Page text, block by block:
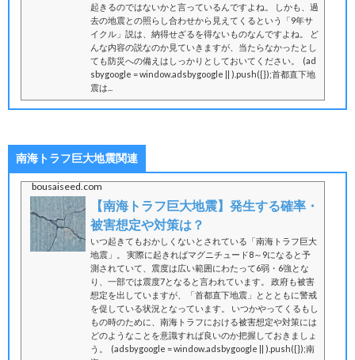
起きるのではないかと言っているんですよね。 しかも、過
去の地震との照らし合わせから見えてくるという「9年サ
イクル」説は、納得せざるを得ないものなんですよね。 ど
んな内容の説なのか見ていきますが、当たらなかったとし
ても防災への備えはしっかりとしておいてください。 (ad
sbygoogle = window.adsbygoogle || ).push({});首都直下地
震は...
南海トラフ巨大地震関連
bousaiseed.com
【南海トラフ巨大地震】発生する確率・
被害想定や対策は？
いつ起きてもおかしくないとされている「南海トラフ巨大
地震」。 実際に起きればマグニチュード8～9になると予
測されていて、震度は広い範囲にわたって6弱・6強とな
り、一部では震度7となると言われています。 政府も被害
想定を出していますが、「首都直下地震」ととともに警戒
を促している状況となっています。 いつかやってくるもし
もの時のために、南海トラフにおける被害想定や対策には
どのようなことを意識すれば良いのか把握しておきましょ
う。 (adsbygoogle = window.adsbygoogle || ).push({});南